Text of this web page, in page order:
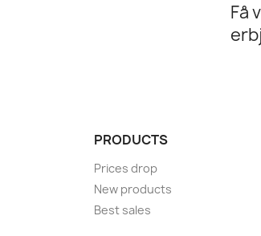
Få
PRODUCTS
Prices drop
New products
Best sales